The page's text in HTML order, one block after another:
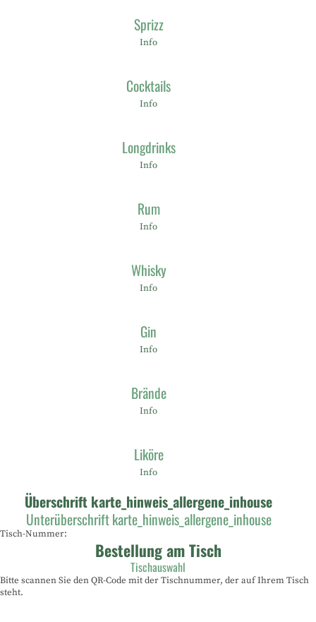
Sprizz
Info
Cocktails
Info
Longdrinks
Info
Rum
Info
Whisky
Info
Gin
Info
Brände
Info
Liköre
Info
Überschrift karte_hinweis_allergene_inhouse
Unterüberschrift karte_hinweis_allergene_inhouse
Tisch-Nummer:
Bestellung am Tisch
Tischauswahl
Bitte scannen Sie den QR-Code mit der Tischnummer, der auf Ihrem Tisch
steht.